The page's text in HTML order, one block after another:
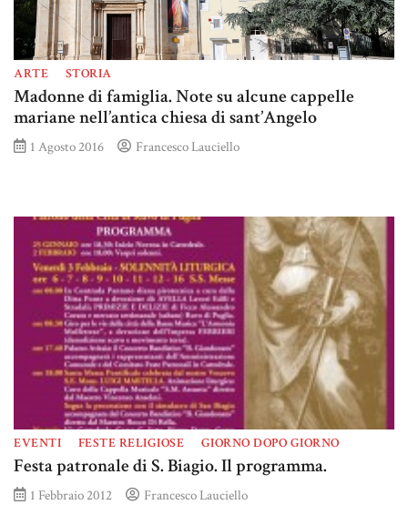
ARTE STORIA
Madonne di famiglia. Note su alcune cappelle
mariane nell’antica chiesa di sant’Angelo
1 Agosto 2016 Francesco Lauciello
EVENTI FESTE RELIGIOSE GIORNO DOPO GIORNO
Festa patronale di S. Biagio. Il programma.
1 Febbraio 2012 Francesco Lauciello